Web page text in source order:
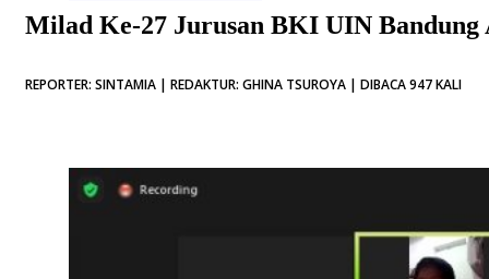
Milad Ke-27 Jurusan BKI UIN Bandung
REPORTER: SINTAMIA | REDAKTUR: GHINA TSUROYA | DIBACA 947 KALI